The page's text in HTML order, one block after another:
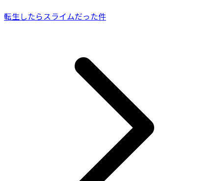
転生したらスライムだった件